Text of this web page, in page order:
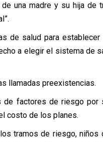
una madre y su hija de
de salud para
a elegir el sistema de
llamadas preexistencias.
de factores de riesgo por
costo de los planes.
tramos de riesgo, niños